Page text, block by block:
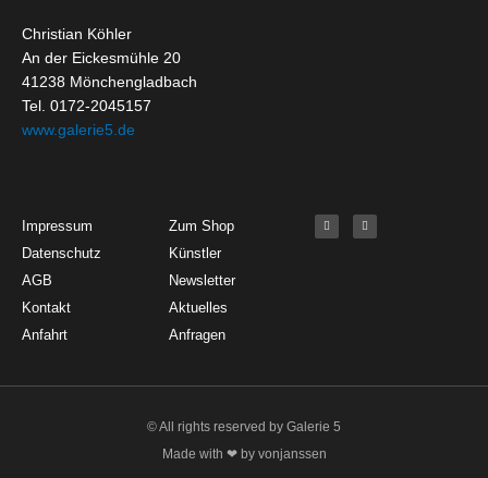
Christian Köhler
An der Eickesmühle 20
41238 Mönchengladbach
Tel. 0172-2045157
www.galerie5.de
Impressum
Datenschutz
AGB
Kontakt
Anfahrt
Zum Shop
Künstler
Newsletter
Aktuelles
Anfragen
F
a
c
I
n
s
© All rights reserved by Galerie 5
Made with ❤ by vonjanssen